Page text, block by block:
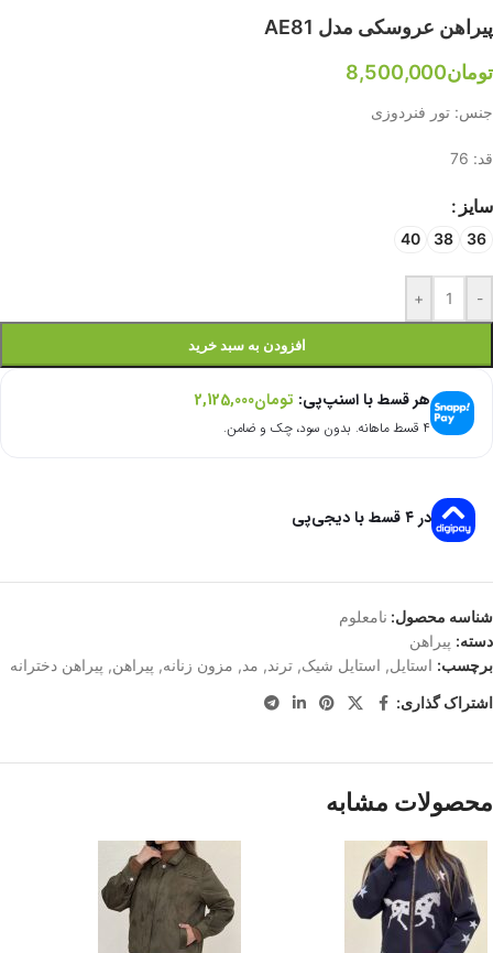
پیراهن عروسکی مدل AE81
تومان8,500,000
جنس: تور فنردوزی
قد: 76
سایز
36
38
40
-
+
افزودن به سبد خرید
هر قسط با اسنپ‌پی: تومان2,125,000
۴ قسط ماهانه. بدون سود، چک و ضامن.
در ۴ قسط با دیجی‌پی
شناسه محصول: نامعلوم
دسته: پیراهن
برچسب: استایل, استایل شیک, ترند, مد, مزون زنانه, پیراهن, پیراهن دخترانه
اشتراک گذاری:
محصولات مشابه